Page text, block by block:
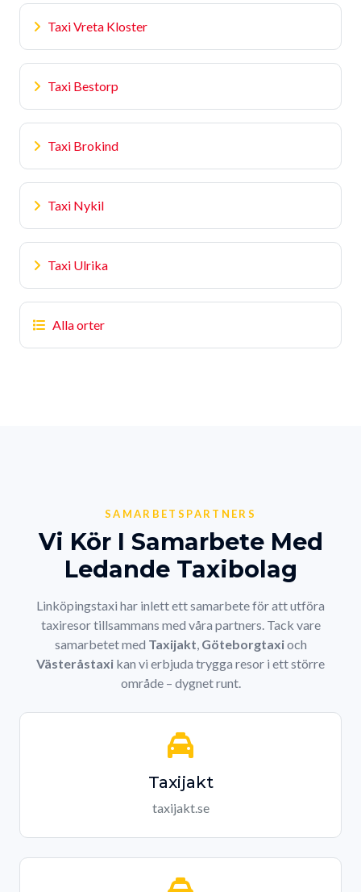
Taxi Vreta Kloster
Taxi Bestorp
Taxi Brokind
Taxi Nykil
Taxi Ulrika
Alla orter
SAMARBETSPARTNERS
Vi Kör I Samarbete Med
Ledande Taxibolag
Linköpingstaxi har inlett ett samarbete för att utföra
taxiresor tillsammans med våra partners. Tack vare
samarbetet med Taxijakt, Göteborgtaxioch
Västeråstaxi kan vi erbjuda trygga resor i ett större
område – dygnet runt.
Taxijakt
taxijakt.se